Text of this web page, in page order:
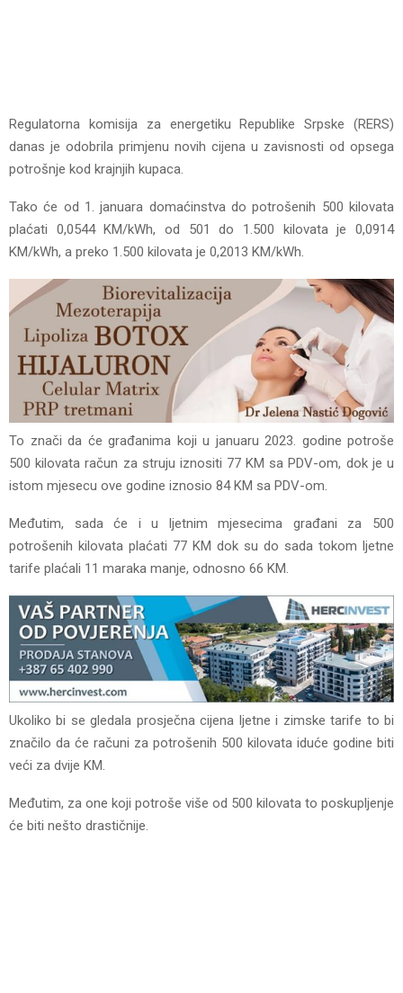
Regulatorna komisija za energetiku Republike Srpske (RERS)
danas je odobrila primjenu novih cijena u zavisnosti od opsega
potrošnje kod krajnjih kupaca.
Tako će od 1. januara domaćinstva do potrošenih 500 kilovata
plaćati 0,0544 KM/kWh, od 501 do 1.500 kilovata je 0,0914
KM/kWh, a preko 1.500 kilovata je 0,2013 KM/kWh.
To znači da će građanima koji u januaru 2023. godine potroše
500 kilovata račun za struju iznositi 77 KM sa PDV-om, dok je u
istom mjesecu ove godine iznosio 84 KM sa PDV-om.
Međutim, sada će i u ljetnim mjesecima građani za 500
potrošenih kilovata plaćati 77 KM dok su do sada tokom ljetne
tarife plaćali 11 maraka manje, odnosno 66 KM.
Ukoliko bi se gledala prosječna cijena ljetne i zimske tarife to bi
značilo da će računi za potrošenih 500 kilovata iduće godine biti
veći za dvije KM.
Međutim, za one koji potroše više od 500 kilovata to poskupljenje
će biti nešto drastičnije.